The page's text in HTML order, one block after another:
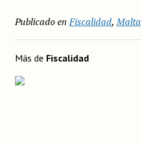
Publicado en Fiscalidad,Malta
Más de Fiscalidad